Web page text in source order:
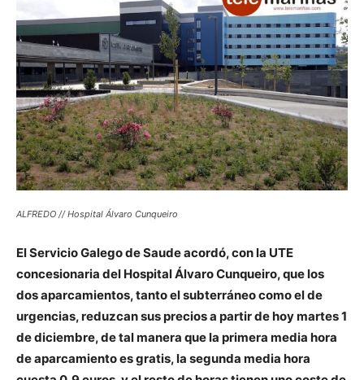
ALFREDO // Hospital Álvaro Cunqueiro
El Servicio Galego de Saude acordó, con la UTE
concesionaria del Hospital Álvaro Cunqueiro, que los
dos aparcamientos, tanto el subterráneo como el de
urgencias, reduzcan sus precios a partir de hoy martes 1
de diciembre, de tal manera que la primera media hora
de aparcamiento es gratis, la segunda media hora